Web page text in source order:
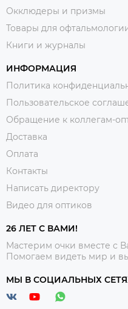
Окклюдеры и призмы
Товары для
Книги и журналы
ИНФОРМАЦИЯ
Политика
Пользовательское
Обращение к коллегам-
Доставка
Оплата
Контакты
Написать директору
Видео для оптиков
26 ЛЕТ С ВАМИ!
Мастерим очки вместе с
Помогаем видеть мир и
МЫ В СОЦИАЛЬНЫХ